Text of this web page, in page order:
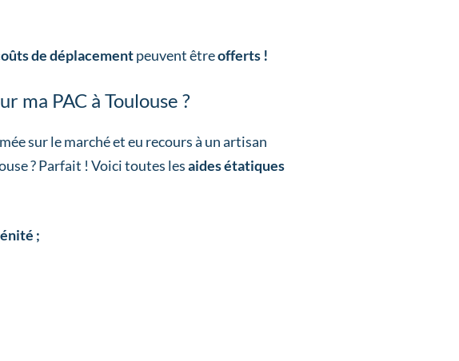
de déplacementpeuvent êtreofferts !
ma PAC à Toulouse ?
sur le marché et eu recours à un artisan
? Parfait ! Voici toutes lesaides étatiques
;